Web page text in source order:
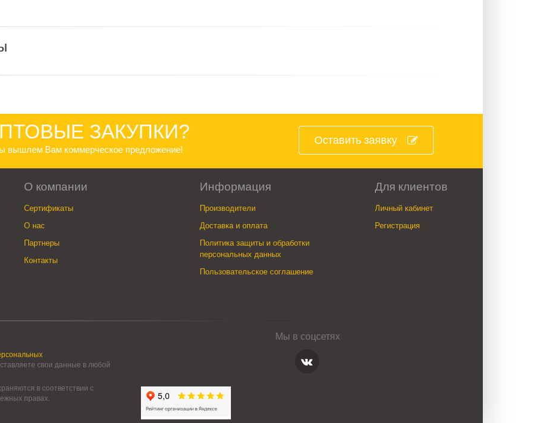
ЗАКУПКИ?
вышлем Вам коммерческое предложение!
Оставить заявку
О компании
Сертификаты
О нас
Партнеры
Контакты
Информация
Производители
Доставка и оплата
Политика защиты и обработки
персональных данных
Пользовательское соглашение
Для клиентов
Личный кабинет
Регистрация
свои данные в любой
в соответствии с
правах.
Мы в соцсетях